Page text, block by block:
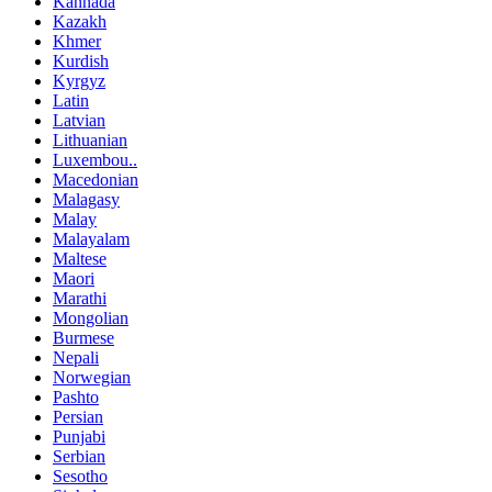
Kazakh
Khmer
Kurdish
Kyrgyz
Latin
Latvian
Lithuanian
Luxembou..
Macedonian
Malagasy
Malay
Malayalam
Maltese
Maori
Marathi
Mongolian
Burmese
Nepali
Norwegian
Pashto
Persian
Punjabi
Serbian
Sesotho